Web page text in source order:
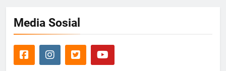
Media Sosial